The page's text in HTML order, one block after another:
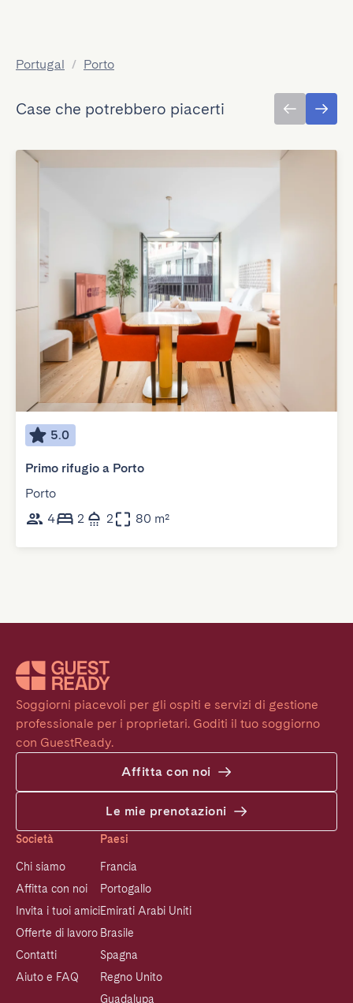
Portugal / Porto
Case che potrebbero piacerti
5.0
Primo rifugio a Porto
Porto
4
2 2 80 m²
Soggiorni piacevoli per gli ospiti e servizi di gestione
professionale per i proprietari. Goditi il tuo soggiorno
con GuestReady.
Affitta con noi
Le mie prenotazioni
Società
Chi siamo
Affitta con noi
Invita i tuoi amici
Offerte di lavoro
Contatti
Aiuto e FAQ
Paesi
Francia
Portogallo
Emirati Arabi Uniti
Brasile
Spagna
Regno Unito
Guadalupa